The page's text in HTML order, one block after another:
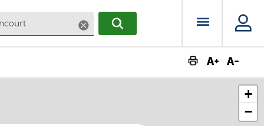
SupprimerRECHERCHERMenu
+
−